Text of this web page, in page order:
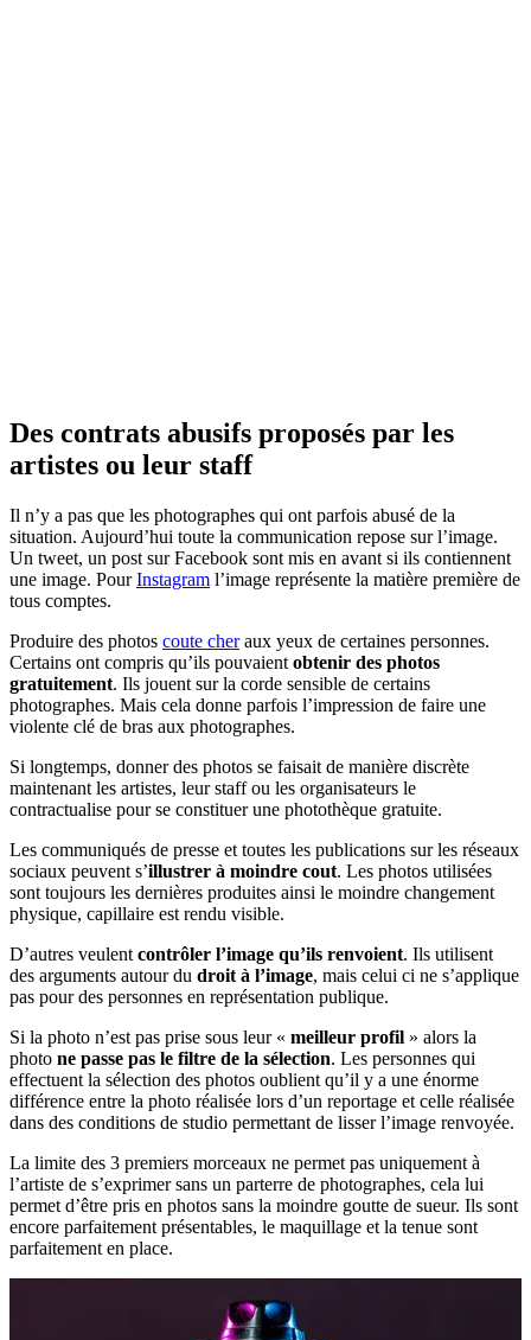
Des contrats abusifs proposés par les
artistes ou leur staff
Il n’y a pas que les photographes qui ont parfois abusé de la
situation. Aujourd’hui toute la communication repose sur l’image.
Un tweet, un post sur Facebook sont mis en avant si ils contiennent
une image. PourInstagram l’image représente la matière première de
tous comptes.
Produire des photos coute cheraux yeux de certaines personnes.
Certains ont compris qu’ils pouvaient obtenir des photos
gratuitement. Ils jouent sur la corde sensible de certains
photographes. Mais cela donne parfois l’impression de faire une
violente clé de bras aux photographes.
Si longtemps, donner des photos se faisait de manière discrète
maintenant les artistes, leur staff ou les organisateurs le
contractualise pour se constituer une photothèque gratuite.
Les communiqués de presse et toutes les publications sur les réseaux
sociaux peuvent s’illustrer à moindre cout. Les photos utilisées
sont toujours les dernières produites ainsi le moindre changement
physique, capillaire est rendu visible.
D’autres veulent contrôler l’image qu’ils renvoient. Ils utilisent
des arguments autour du droit à l’image, mais celui ci ne s’applique
pas pour des personnes en représentation publique.
Si la photo n’est pas prise sous leur « meilleur profil » alors la
photo ne passe pas le filtre de la sélection. Les personnes qui
effectuent la sélection des photos oublient qu’il y a une énorme
différence entre la photo réalisée lors d’un reportage et celle réalisée
dans des conditions de studio permettant de lisser l’image renvoyée.
La limite des 3 premiers morceaux ne permet pas uniquement à
l’artiste de s’exprimer sans un parterre de photographes, cela lui
permet d’être pris en photos sans la moindre goutte de sueur. Ils sont
encore parfaitement présentables, le maquillage et la tenue sont
parfaitement en place.